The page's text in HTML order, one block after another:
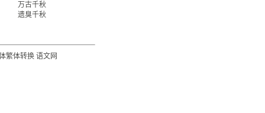
万古千秋
遗臭千秋
繁体转换 语文网